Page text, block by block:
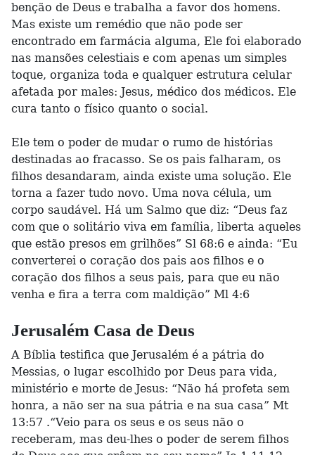
benção de Deus e trabalha a favor dos homens.
Mas existe um remédio que não pode ser
encontrado em farmácia alguma, Ele foi elaborado
nas mansões celestiais e com apenas um simples
toque, organiza toda e qualquer estrutura celular
afetada por males: Jesus, médico dos médicos. Ele
cura tanto o físico quanto o social.
Ele tem o poder de mudar o rumo de histórias
destinadas ao fracasso. Se os pais falharam, os
filhos desandaram, ainda existe uma solução. Ele
torna a fazer tudo novo. Uma nova célula, um
corpo saudável. Há um Salmo que diz: “Deus faz
com que o solitário viva em família, liberta aqueles
que estão presos em grilhões” Sl 68:6 e ainda: “Eu
converterei o coração dos pais aos filhos e o
coração dos filhos a seus pais, para que eu não
venha e fira a terra com maldição” Ml 4:6
Jerusalém Casa de Deus
A Bíblia testifica que Jerusalém é a pátria do
Messias, o lugar escolhido por Deus para vida,
ministério e morte de Jesus: “Não há profeta sem
honra, a não ser na sua pátria e na sua casa” Mt
13:57 .“Veio para os seus e os seus não o
receberam, mas deu-lhes o poder de serem filhos